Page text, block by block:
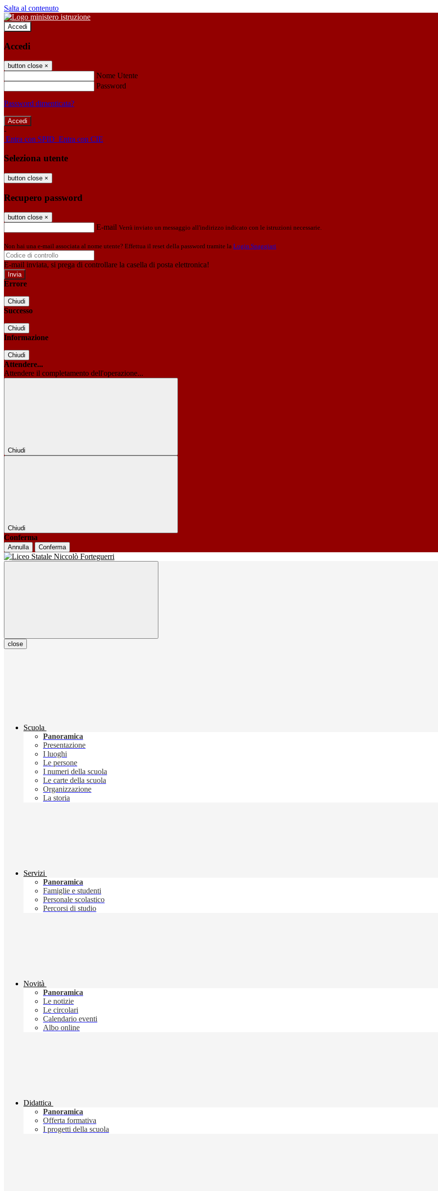
Salta al contenuto
Accedi
Accedi
button close ×
Nome Utente
Password
Password dimenticata?
-
Entra con SPID Entra con CIE
Seleziona utente
button close ×
Recupero password
button close ×
E-mail Verrà inviato un messaggio all'indirizzo indicato con le istruzioni necessarie.
Non hai una e-mail associata al nome utente? Effettua il reset della password tramite la Login Spaggiari
E-mail inviata, si prega di controllare la casella di posta elettronica!
Errore
Chiudi
Successo
Chiudi
Informazione
Chiudi
Attendere...
Attendere il completamento dell'operazione...
Chiudi
Chiudi
Conferma
Annulla Conferma
close
Scuola
Panoramica
Presentazione
I luoghi
Le persone
I numeri della scuola
Le carte della scuola
Organizzazione
La storia
Servizi
Panoramica
Famiglie e studenti
Personale scolastico
Percorsi di studio
Novità
Panoramica
Le notizie
Le circolari
Calendario eventi
Albo online
Didattica
Panoramica
Offerta formativa
I progetti della scuola